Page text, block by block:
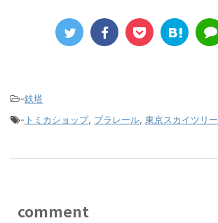
-鉄塔
- トミカショップ, プラレール, 東京スカイツリー
comment